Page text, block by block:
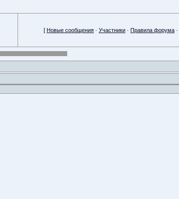
[ Новые сообщения · Участники · Правила форума ·